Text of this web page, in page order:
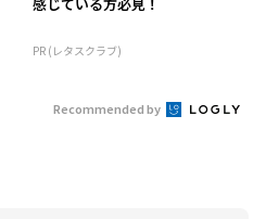
PR (レタスクラブ)
Recommended by